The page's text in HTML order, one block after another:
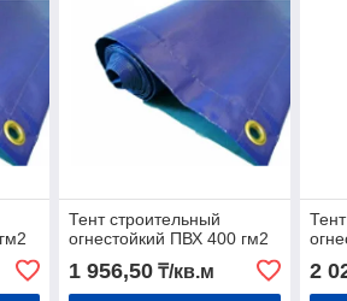
Тент строительный
огнестойкий ПВХ 400 гм2
1 956,50₸/кв.м 2